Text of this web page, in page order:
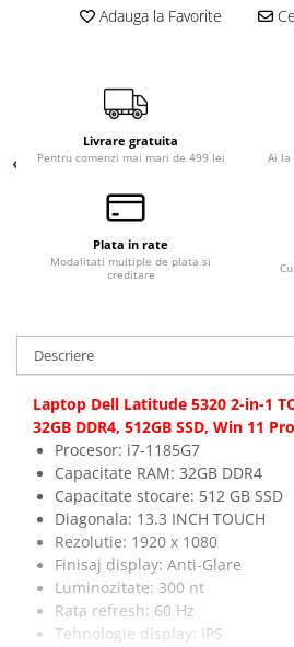
Procesoare
Calculatoare All-in-One NOI
Calculatoare All-in-One RENEW
Monitoare NOI
Monitoare Refurbished
Monitoare Second-Hand
Servere
Hard Disk-uri SERVER
Accesorii server
Cabinete metalice
Carcase server
Memorii RAM Server
Procesoare server
Sisteme server
Adauga la Favorite
Livrare gratuita
Pentru comenzi mai mari de 499 lei Ai
Plata in rate
Modalitati multiple de plata si
creditare
Descriere
Laptop Dell Latitude 5320 2-in-1
32GB DDR4, 512GB SSD, Win 11
Procesor: i7-1185G7
Capacitate RAM: 32GB DDR4
Capacitate stocare: 512 GB SSD
Diagonala: 13.3 INCH TOUCH
Rezolutie: 1920 x 1080
Finisaj display: Anti-Glare
Luminozitate: 300 nt
Rata refresh: 60 Hz
Tehnologie display: IPS